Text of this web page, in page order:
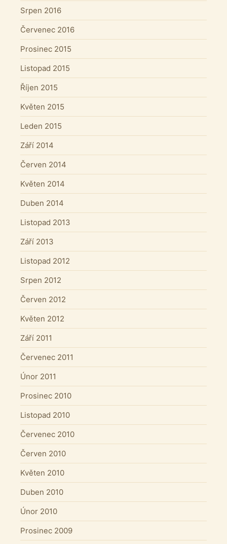
Srpen 2016
Červenec 2016
Prosinec 2015
Listopad 2015
Říjen 2015
Květen 2015
Leden 2015
Září 2014
Červen 2014
Květen 2014
Duben 2014
Listopad 2013
Září 2013
Listopad 2012
Srpen 2012
Červen 2012
Květen 2012
Září 2011
Červenec 2011
Únor 2011
Prosinec 2010
Listopad 2010
Červenec 2010
Červen 2010
Květen 2010
Duben 2010
Únor 2010
Prosinec 2009